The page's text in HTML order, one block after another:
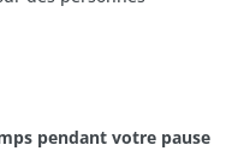
pendant votre pause